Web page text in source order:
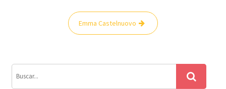
Navegación
Emma Castelnuovo